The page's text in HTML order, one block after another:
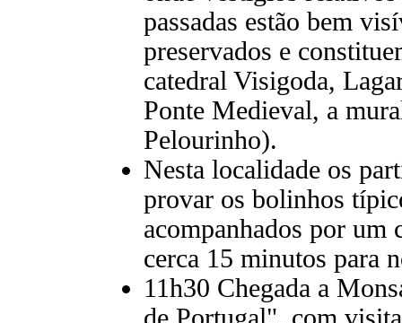
passadas estão bem
preservados e
catedral Visigoda,
Ponte Medieval, a
Pelourinho).
Nesta localidade os
provar os bolinhos
acompanhados por um
cerca 15 minutos para
11h30 Chegada a